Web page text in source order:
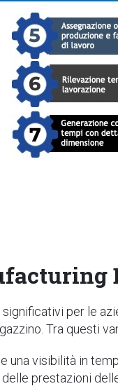
per le
Tra questi
una visibilità in
prestazioni